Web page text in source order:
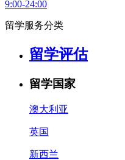
9:00-24:00
留学服务分类
留学评估
留学国家
澳大利亚
英国
新西兰